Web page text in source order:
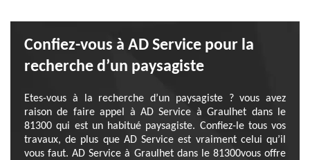
Confiez-vous à AD Service pour la
recherche d’un paysagiste
Etes-vous à la recherche d’un paysagiste ? vous avez
raison de faire appel à AD Service à Graulhet dans le
81300 qui est un habitué paysagiste. Confiez-le tous vos
travaux, de plus que AD Service est vraiment celui qu’il
vous faut. AD Service à Graulhet dans le 81300vous offre